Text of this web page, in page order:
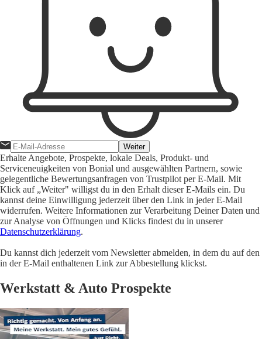
Weiter
Erhalte Angebote, Prospekte, lokale Deals, Produkt- und
Serviceneuigkeiten von Bonial und ausgewählten Partnern, sowie
gelegentliche Bewertungsanfragen von Trustpilot per E-Mail. Mit
Klick auf „Weiter" willigst du in den Erhalt dieser E-Mails ein. Du
kannst deine Einwilligung jederzeit über den Link in jeder E-Mail
widerrufen. Weitere Informationen zur Verarbeitung Deiner Daten und
zur Analyse von Öffnungen und Klicks findest du in unserer
Datenschutzerklärung.
Du kannst dich jederzeit vom Newsletter abmelden, in dem du auf den
in der E-Mail enthaltenen Link zur Abbestellung klickst.
Werkstatt & Auto Prospekte